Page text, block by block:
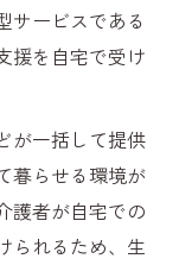
サービスである
援を自宅で受け
が一括して提供
暮らせる環境が
護者が自宅での
られるため、生